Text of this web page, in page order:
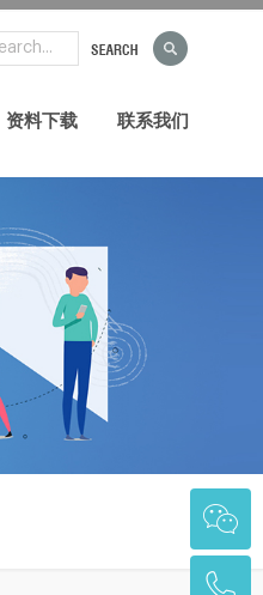
资料下载 联系我们